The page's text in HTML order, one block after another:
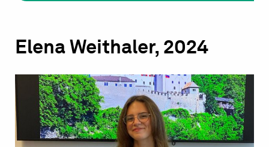
Elena Weithaler, 2024